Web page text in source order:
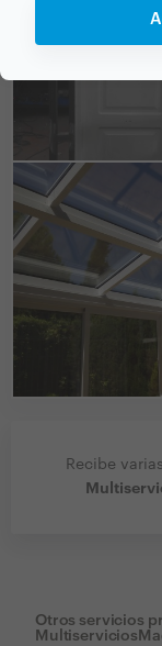
Recibe
Otros servicios